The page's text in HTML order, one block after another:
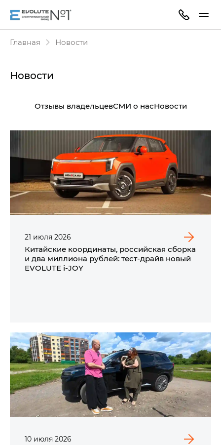
Главная Новости
Новости
Отзывы владельцевСМИ о насНовости
21 июля 2026
Китайские координаты, российская сборка
и два миллиона рублей: тест-драйв новый
EVOLUTE i‑JOY
10 июля 2026